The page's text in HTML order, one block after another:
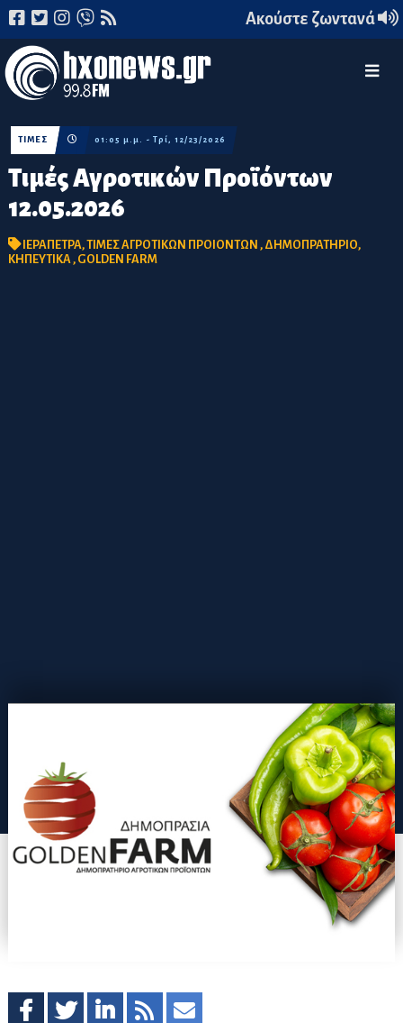
Ακούστε ζωντανά
Τιμές Αγροτικών Προϊόντων
12.05.2026
ΤΙΜΕΣ 01:05 μ.μ. - Τρί, 12/23/2026
ΙΕΡΑΠΕΤΡΑ,ΤΙΜΕΣ ΑΓΡΟΤΙΚΩΝ ΠΡΟΙΟΝΤΩΝ , ΔΗΜΟΠΡΑΤΗΡΙΟ,
ΚΗΠΕΥΤΙΚΑ , GOLDEN FARM